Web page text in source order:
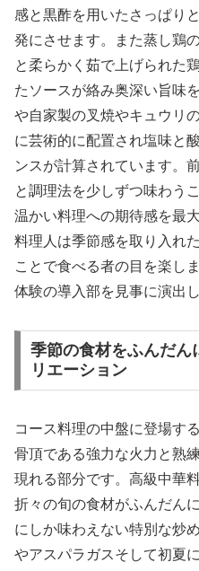
感と黒酢を用いたさっぱり
発にさせます。また蒸し鶏
と柔らかく茹で上げられた
たソースが絡み奥深い旨味
や自家製の叉焼やキュウリ
に芸術的に配置され塩味と
ンスが計算されています。
と調理法を少しずつ味わう
温かい料理への期待感を最
料理人は季節感を取り入れ
ことで食べる者の目を楽し
体験の導入部を見事に演出
季節の食材をふんだん
リエーション
コース料理の中盤に登場す
骨頂である強力な火力と熟
現れる部分です。高級中華
折々の旬の食材がふんだん
にしか味わえない特別な炒
やアスパラガスそして初夏